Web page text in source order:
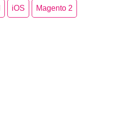
iOS Magento 2